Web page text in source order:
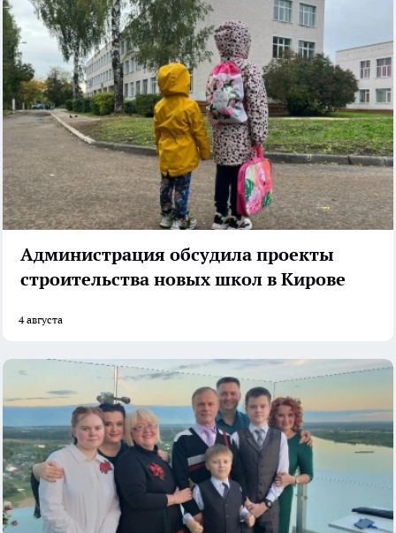
Администрация обсудила проекты
строительства новых школ в Кирове
4 августа